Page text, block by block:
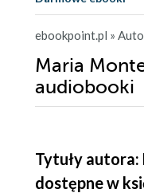
ebookpoint.pl »
Maria
audiobooki
Tytuły
dostępne w